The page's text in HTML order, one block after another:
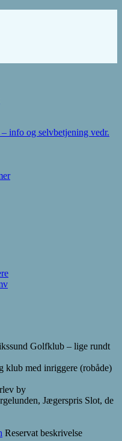
info og selvbetjening vedr.
Golfklub – lige rundt
klub med inriggere (robåde)
by
Jægerspris Slot, de
Reservat beskrivelse